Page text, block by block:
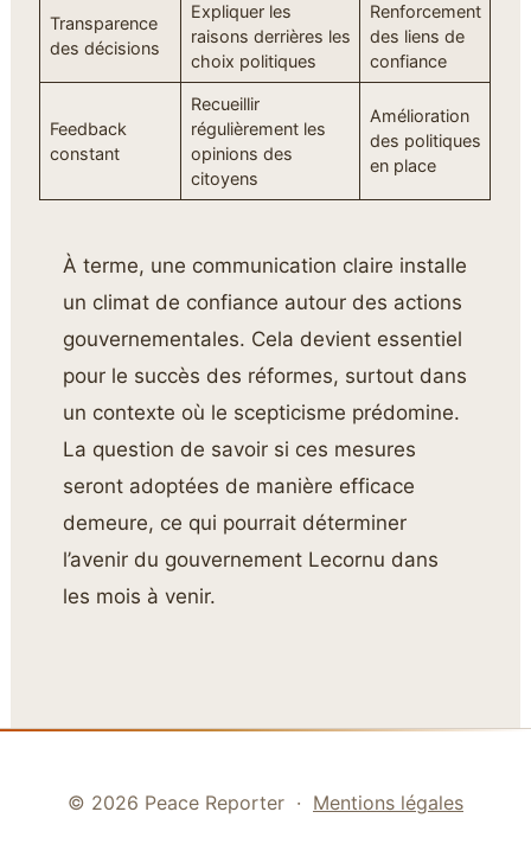
Transparence
des décisions
Expliquer les
raisons derrières les
choix politiques
Renforcement
des liens de
confiance
Feedback
constant
Recueillir
régulièrement les
opinions des
citoyens
Amélioration
des politiques
en place
À terme, une communication claire installe
un climat de confiance autour des actions
gouvernementales. Cela devient essentiel
pour le succès des réformes, surtout dans
un contexte où le scepticisme prédomine.
La question de savoir si ces mesures
seront adoptées de manière efficace
demeure, ce qui pourrait déterminer
l’avenir du gouvernement Lecornu dans
les mois à venir.
© 2026 Peace Reporter · Mentions légales